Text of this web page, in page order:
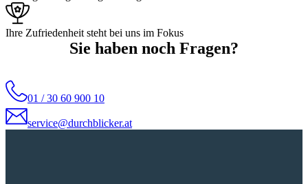
Ihre Zufriedenheit steht bei uns im Fokus
Sie haben noch Fragen?
01 / 30 60 900 10
service@durchblicker.at